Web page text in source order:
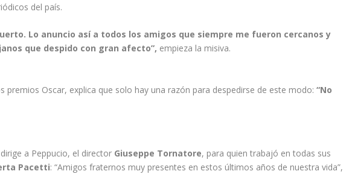
del país.
Lo anuncio así a todos los amigos que siempre me fueron cercanos y
que despido con gran afecto”, empieza la misiva.
premios Oscar, explica que solo hay una razón para despedirse de este modo:“No
a Peppucio, el director Giuseppe Tornatore, para quien trabajó en todas sus
Pacetti: “Amigos fraternos muy presentes en estos últimos años de nuestra vida”,